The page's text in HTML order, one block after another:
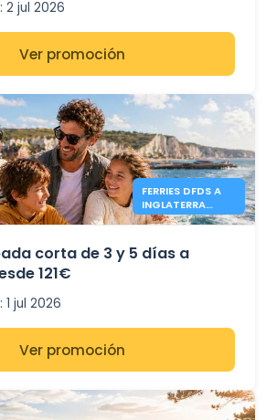
: 2 jul 2026
Ver promoción
FERRIES DFDS A
INGLATERRA
DESDE 121€
corta de 3 y 5 días a
121€
: 1 jul 2026
Ver promoción